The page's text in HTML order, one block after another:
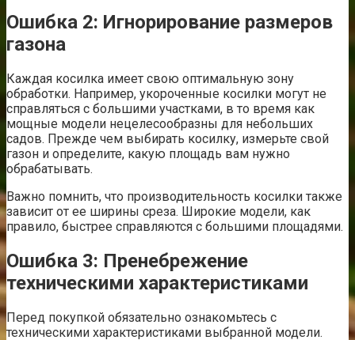
Ошибка 2: Игнорирование размеров
газона
Каждая косилка имеет свою оптимальную зону
обработки. Например, укороченные косилки могут не
справляться с большими участками, в то время как
мощные модели нецелесообразны для небольших
садов. Прежде чем выбирать косилку, измерьте свой
газон и определите, какую площадь вам нужно
обрабатывать.
Важно помнить, что производительность косилки также
зависит от ее ширины среза. Широкие модели, как
правило, быстрее справляются с большими площадями.
Ошибка 3: Пренебрежение
техническими характеристиками
Перед покупкой обязательно ознакомьтесь с
техническими характеристиками выбранной модели.